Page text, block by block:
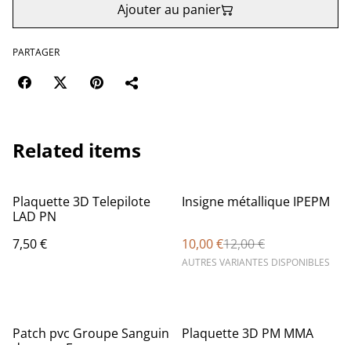
Ajouter au panier
PARTAGER
Related items
Plaquette 3D Telepilote
LAD PN
7,50 €
%
Insigne métallique IPEPM
10,00 €12,00 €
AUTRES VARIANTES DISPONIBLES
Patch pvc Groupe Sanguin
Plaquette 3D PM MMA